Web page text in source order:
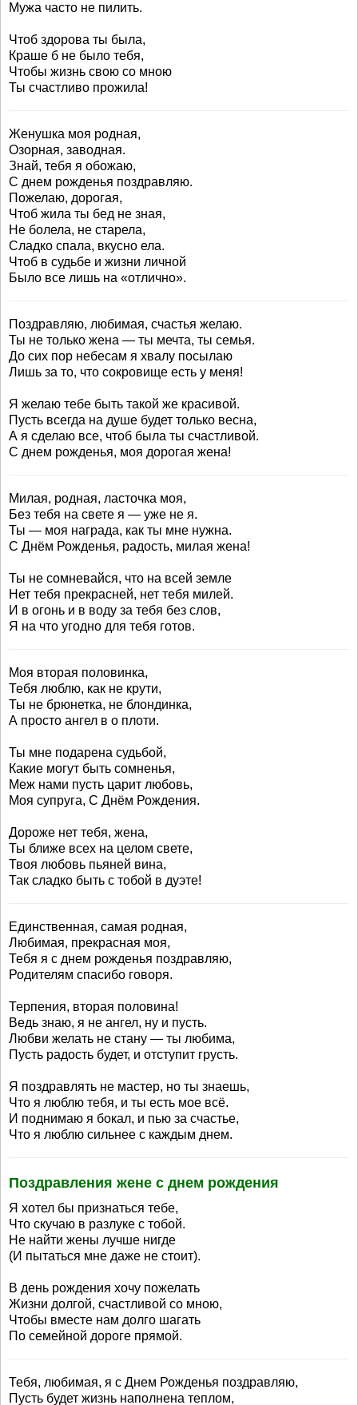
Мужа часто не пилить.
Чтоб здорова ты была,
Краше б не было тебя,
Чтобы жизнь свою со мною
Ты счастливо прожила!
Женушка моя родная,
Озорная, заводная.
Знай, тебя я обожаю,
С днем рожденья поздравляю.
Пожелаю, дорогая,
Чтоб жила ты бед не зная,
Не болела, не старела,
Сладко спала, вкусно ела.
Чтоб в судьбе и жизни личной
Было все лишь на «отлично».
Поздравляю, любимая, счастья желаю.
Ты не только жена — ты мечта, ты семья.
До сих пор небесам я хвалу посылаю
Лишь за то, что сокровище есть у меня!
Я желаю тебе быть такой же красивой.
Пусть всегда на душе будет только весна,
А я сделаю все, чтоб была ты счастливой.
С днем рожденья, моя дорогая жена!
Милая, родная, ласточка моя,
Без тебя на свете я — уже не я.
Ты — моя награда, как ты мне нужна.
С Днём Рожденья, радость, милая жена!
Ты не сомневайся, что на всей земле
Нет тебя прекрасней, нет тебя милей.
И в огонь и в воду за тебя без слов,
Я на что угодно для тебя готов.
Моя вторая половинка,
Тебя люблю, как не крути,
Ты не брюнетка, не блондинка,
А просто ангел в о плоти.
Ты мне подарена судьбой,
Какие могут быть сомненья,
Меж нами пусть царит любовь,
Моя супруга, С Днём Рождения.
Дороже нет тебя, жена,
Ты ближе всех на целом свете,
Твоя любовь пьяней вина,
Так сладко быть с тобой в дуэте!
Единственная, самая родная,
Любимая, прекрасная моя,
Тебя я с днем рожденья поздравляю,
Родителям спасибо говоря.
Терпения, вторая половина!
Ведь знаю, я не ангел, ну и пусть.
Любви желать не стану — ты любима,
Пусть радость будет, и отступит грусть.
Я поздравлять не мастер, но ты знаешь,
Что я люблю тебя, и ты есть мое всё.
И поднимаю я бокал, и пью за счастье,
Что я люблю сильнее с каждым днем.
Поздравления жене с днем рождения
Я хотел бы признаться тебе,
Что скучаю в разлуке с тобой.
Не найти жены лучше нигде
(И пытаться мне даже не стоит).
В день рождения хочу пожелать
Жизни долгой, счастливой со мною,
Чтобы вместе нам долго шагать
По семейной дороге прямой.
Тебя, любимая, я с Днем Рожденья поздравляю,
Пусть будет жизнь наполнена теплом,